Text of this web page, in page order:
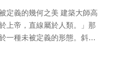
定義的幾何之美 建築大師高
上帝，直線屬於人類。」那
一種未被定義的形態。斜形
來看具有多重性；既代表了